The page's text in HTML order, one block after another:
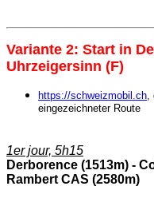
Variante 2: Start in
Uhrzeigersinn (F)
https://schweizmobil.ch
eingezeichneter Route
1er jour, 5h15
Derborence (1513m) -
Rambert CAS (2580m)